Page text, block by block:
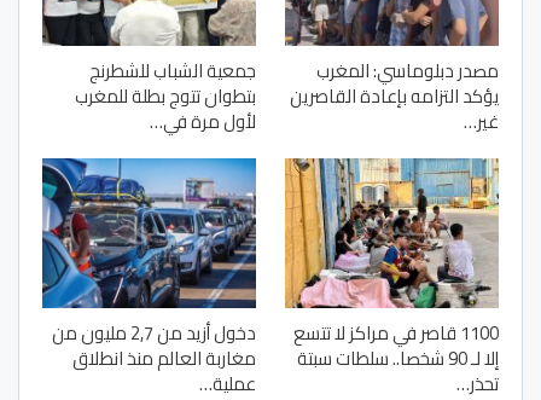
مصدر دبلوماسي: المغرب
يؤكد التزامه بإعادة القاصرين
غير…
جمعية الشباب للشطرنج
بتطوان تتوج بطلة للمغرب
لأول مرة في…
1100 قاصر في مراكز لا تتسع
إلا لـ 90 شخصا.. سلطات سبتة
تحذر…
دخول أزيد من 2,7 مليون من
مغاربة العالم منذ انطلاق
عملية…